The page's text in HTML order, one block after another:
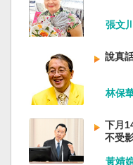
近平思想嗎？ 最
項。」這是每次
洗了多少人？這
大續任鋪平道路
名中央委員被官
職務。另外還有「
領銜的是兩名政
新疆黨委書記馬
席何衛東、原軍委
張文川
說真
林保
下月
不受
黃靖